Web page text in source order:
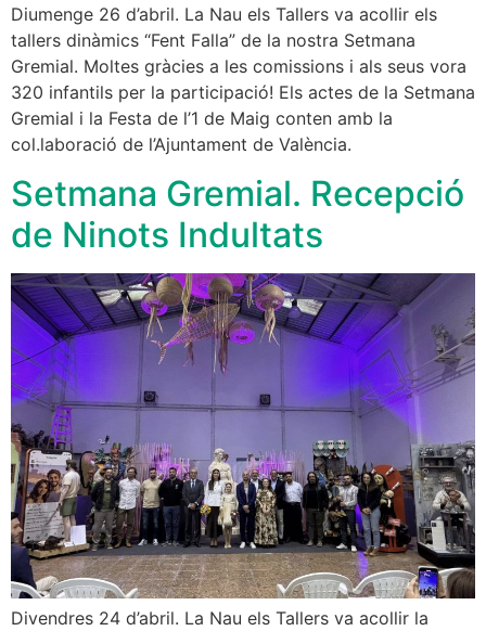
Diumenge 26 d’abril. La Nau els Tallers va acollir els
tallers dinàmics “Fent Falla” de la nostra Setmana
Gremial. Moltes gràcies a les comissions i als seus vora
320 infantils per la participació! Els actes de la Setmana
Gremial i la Festa de l’1 de Maig conten amb la
col.laboració de l’Ajuntament de València.
Setmana Gremial. Recepció
de Ninots Indultats
Divendres 24 d’abril. La Nau els Tallers va acollir la